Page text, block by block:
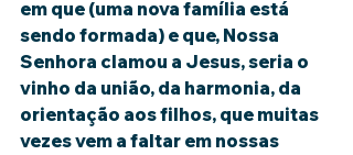
em que (uma nova família está
sendo formada) e que, Nossa
Senhora clamou a Jesus, seria o
vinho da união, da harmonia, da
orientação aos filhos, que muitas
vezes vem a faltar em nossas